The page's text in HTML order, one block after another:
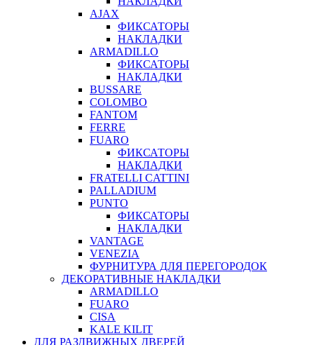
AJAX
ФИКСАТОРЫ
НАКЛАДКИ
ARMADILLO
ФИКСАТОРЫ
НАКЛАДКИ
BUSSARE
COLOMBO
FANTOM
FERRE
FUARO
ФИКСАТОРЫ
НАКЛАДКИ
FRATELLI CATTINI
PALLADIUM
PUNTO
ФИКСАТОРЫ
НАКЛАДКИ
VANTAGE
VENEZIA
ФУРНИТУРА ДЛЯ ПЕРЕГОРОДОК
ДЕКОРАТИВНЫЕ НАКЛАДКИ
ARMADILLO
FUARO
CISA
KALE KILIT
ДЛЯ РАЗДВИЖНЫХ ДВЕРЕЙ